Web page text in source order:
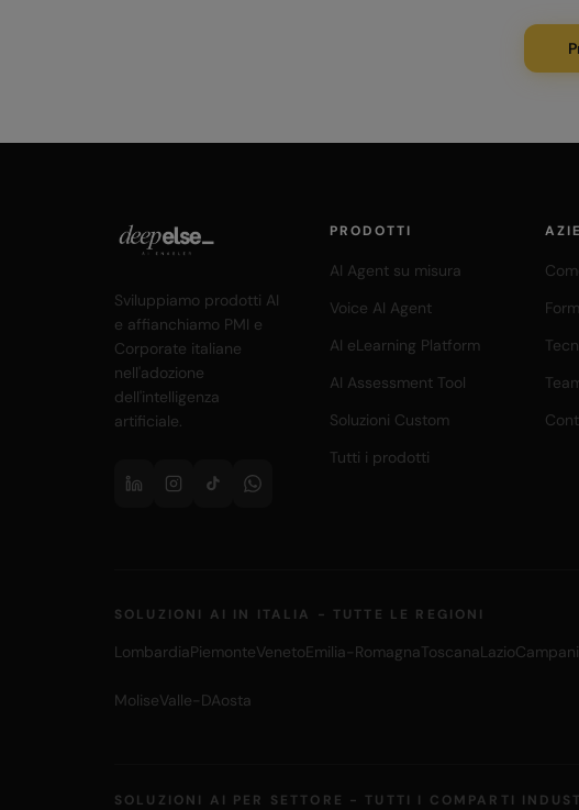
Sviluppiamo prodotti AI
e affianchiamo PMI e
Corporate italiane
nell'adozione
dell'intelligenza
artificiale.
PRODOTTI
AI Agent su misura
Voice AI Agent
AI eLearning Platform
AI Assessment Tool
Soluzioni Custom
Tutti i prodotti
SOLUZIONI AI IN ITALIA - TUTTE LE REGIONI
LombardiaPiemonteVenetoEmilia-RomagnaToscanaLazio
MoliseValle-DAosta
SOLUZIONI AI PER SETTORE - TUTTI I COMPARTI